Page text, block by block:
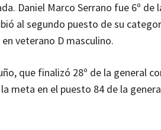
Daniel Marco Serrano fue 6º de
al segundo puesto de su
veterano D masculino.
que finalizó 28º de la general
meta en el puesto 84 de la